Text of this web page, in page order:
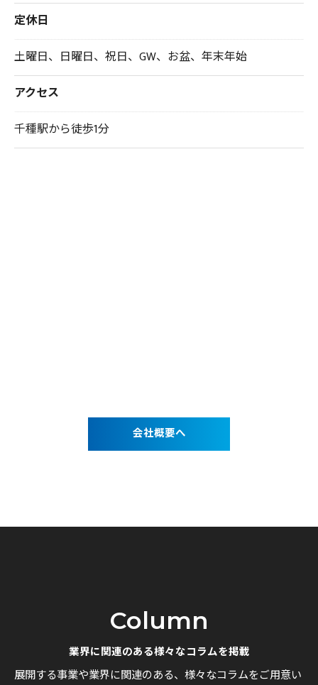
定休日
土曜日、日曜日、祝日、GW、お盆、年末年始
アクセス
千種駅から徒歩1分
会社概要へ
Column
業界に関連のある様々なコラムを掲載
展開する事業や業界に関連のある、様々なコラムをご用意い